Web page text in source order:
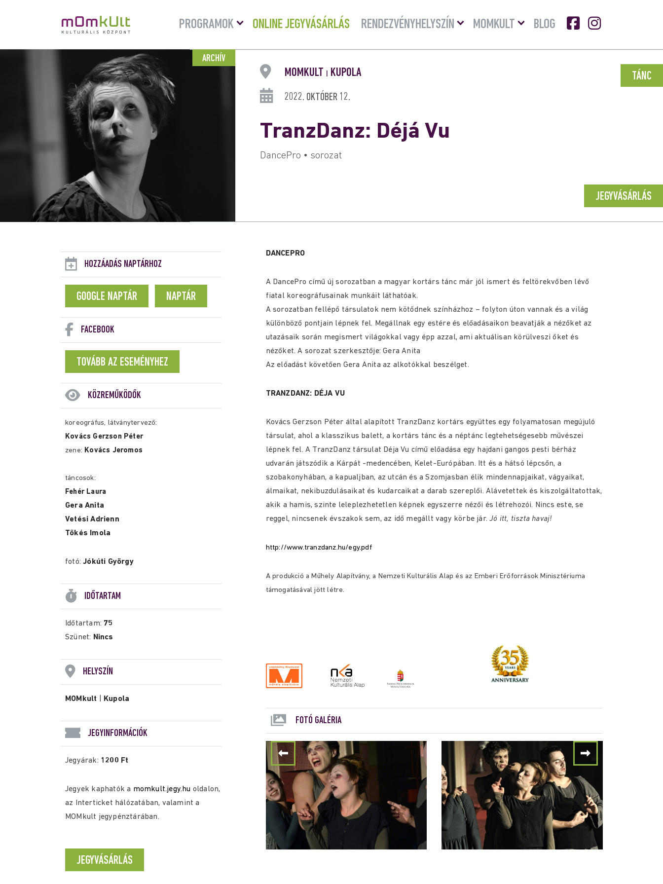
PROGRAMOK
Menü
lenyitása
ONLINE JEGYVÁSÁRLÁS RENDEZVÉNYHELYSZÍN
Menü
lenyitásaMOMKULT
Menü
lenyitása
BLOG
ARCHÍV
TÁNC
MOMKULT KUPOLA
2022. OKTÓBER 12.
TranzDanz: Déjá Vu
DancePro • sorozat
JEGYVÁSÁRLÁS
HOZZÁADÁS NAPTÁRHOZ
GOOGLE NAPTÁR NAPTÁR
FACEBOOK
TOVÁBB AZ ESEMÉNYHEZ
KÖZREMŰKÖDŐK
koreográfus, látványtervező:
Kovács Gerzson Péter
zene: Kovács Jeromos
táncosok:
Fehér Laura
Gera Anita
Vetési Adrienn
Tőkés Imola
fotó:Jókúti György
IDŐTARTAM
Időtartam: 75
Szünet: Nincs
HELYSZÍN
MOMkult Kupola
JEGYINFORMÁCIÓK
Jegyárak: 1200 Ft
Jegyek kaphatók a momkult.jegy.hu oldalon,
az Interticket hálózatában, valamint a
MOMkult jegypénztárában.
JEGYVÁSÁRLÁS
DANCEPRO
A DancePro című új sorozatban a magyar kortárs tánc már jól ismert és feltörekvőben lévő
fiatal koreográfusainak munkáit láthatóak.
A sorozatban fellépő társulatok nem kötődnek színházhoz – folyton úton vannak és a világ
különböző pontjain lépnek fel. Megállnak egy estére és előadásaikon beavatják a nézőket az
utazásaik során megismert világokkal vagy épp azzal, ami aktuálisan körülveszi őket és
nézőket. A sorozat szerkesztője: Gera Anita
Az előadást követően Gera Anita az alkotókkal beszélget.
TRANZDANZ: DÉJA VU
Kovács Gerzson Péter által alapított TranzDanz kortárs együttes egy folyamatosan megújuló
társulat, ahol a klasszikus balett, a kortárs tánc és a néptánc legtehetségesebb művészei
lépnek fel. A TranzDanz társulat Déja Vu című előadása egy hajdani gangos pesti bérház
udvarán játszódik a Kárpát -medencében, Kelet-Európában. Itt és a hátsó lépcsőn, a
szobakonyhában, a kapualjban, az utcán és a Szomjasban élik mindennapjaikat, vágyaikat,
álmaikat, nekibuzdulásaikat és kudarcaikat a darab szereplői. Alávetettek és kiszolgáltatottak,
akik a hamis, szinte leleplezhetetlen képnek egyszerre nézői és létrehozói. Nincs este, se
reggel, nincsenek évszakok sem, az idő megállt vagy körbe jár.Jó itt, tiszta havaj!
http://www.tranzdanz.hu/egy.pdf
A produkció a Műhely Alapítvány, a Nemzeti Kulturális Alap és az Emberi Erőforrások Minisztériuma
támogatásával jött létre.
FOTÓ GALÉRIA